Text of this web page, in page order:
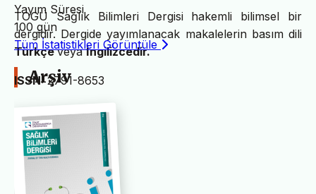
TOGÜ Sağlık Bilimleri Dergisi hakemli bilimsel bir
dergidir. Dergide yayımlanacak makalelerin basım dili
Türkçeveyaİngilizcedir.
ISSN:2791-8653
Yayım Süresi
100 gün
Tüm İstatistikleri Görüntüle
Arşiv